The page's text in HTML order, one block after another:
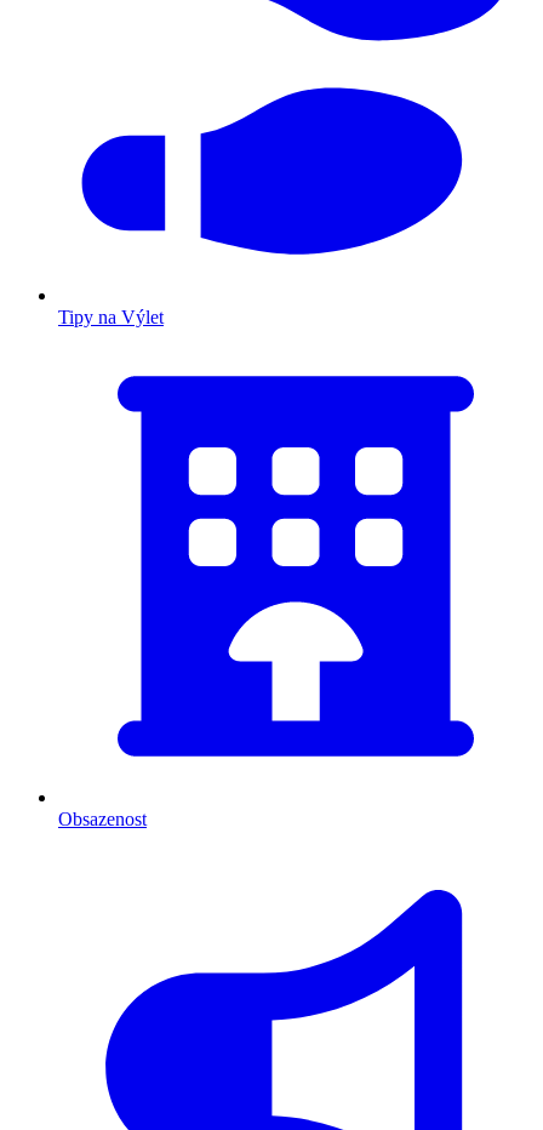
Tipy na Výlet
Obsazenost